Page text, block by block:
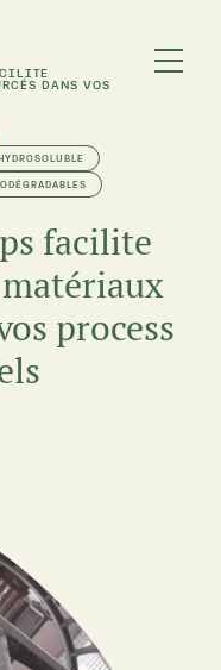
DANS VOS
facilite
process